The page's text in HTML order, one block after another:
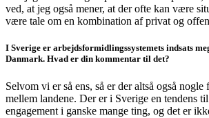
ved, at jeg også mener, at der ofte kan være
være tale om en kombination af privat og
I Sverige er arbejdsformidlingssystemets indsats
Danmark. Hvad er din kommentar til det?
Selvom vi er så ens, så er der altså også
mellem landene. Der er i Sverige en tendens
engagement i ganske mange ting, og det er